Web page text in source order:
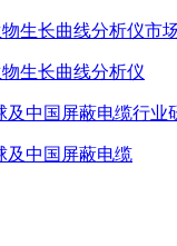
生长曲线分析仪市
生长曲线分析仪
及中国屏蔽电缆行
及中国屏蔽电缆